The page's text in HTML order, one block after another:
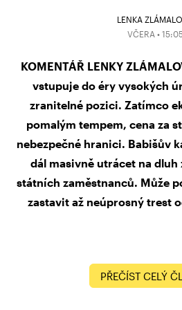
LENKA
VČERA •
KOMENTÁŘ LENKY
vstupuje do éry vysokých
zranitelné pozici. Zatímco
pomalým tempem, cena za
nebezpečné hranici. Babišův
dál masivně utrácet na dluh
státních zaměstnanců. Může
zastavit až neúprosný trest
PŘEČÍST CELÝ